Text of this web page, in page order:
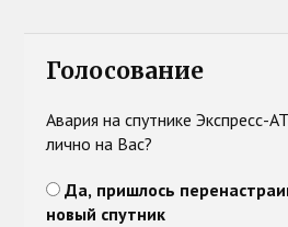
Голосование
Авария на спутнике Экспресс-
лично на Вас?
Да, пришлось
новый спутник